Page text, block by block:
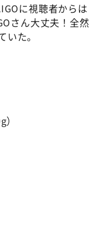
に視聴者からは
さん大丈夫！全然
た。